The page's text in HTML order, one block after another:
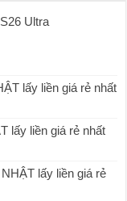
Ultra
lấy liền giá rẻ nhất
lấy liền giá rẻ nhất
lấy liền giá rẻ